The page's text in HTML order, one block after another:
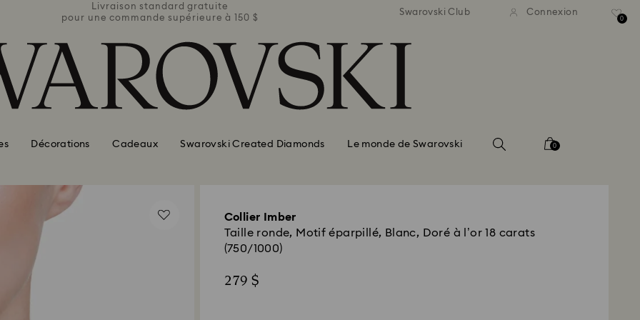
Livraison standard gratuite
pour une commande supérieure à 150 $
Livraison standard gratuite
pour une commande supérieure à 150 $
Livraison standard
pour une commande
Swarovski Club Connexion
0
Décorations Cadeaux Swarovski Created Diamonds Le monde de Swarovski 0
Collier Imber
Taille ronde, Motif éparpillé, Blanc, Doré à l’or 18 carats
(750/1000)
279 $